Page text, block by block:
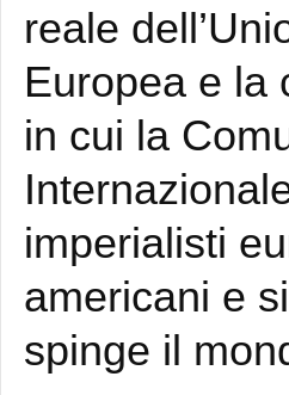
reale
Europea e la
in cui la
imperialisti
americani e
spinge il